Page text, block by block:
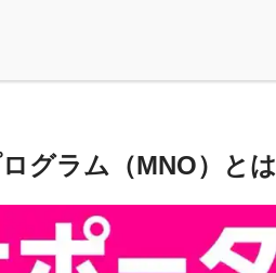
グラム（MNO）とは